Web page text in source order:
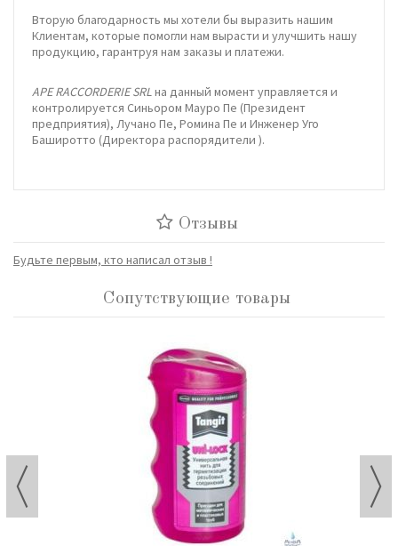
Вторую благодарность мы хотели бы выразить нашим
Клиентам, которые помогли нам вырасти и улучшить нашу
продукцию, гарантруя нам заказы и платежи.
APE RACCORDERIE SRLна данный момент управляется и
контролируется Синьором Мауро Пе (Президент
предприятия), Лучано Пе, Ромина Пе и Инженер Уго
Баширотто (Директора распорядители ).
Отзывы
Будьте первым, кто написал отзыв !
Сопутствующие товары